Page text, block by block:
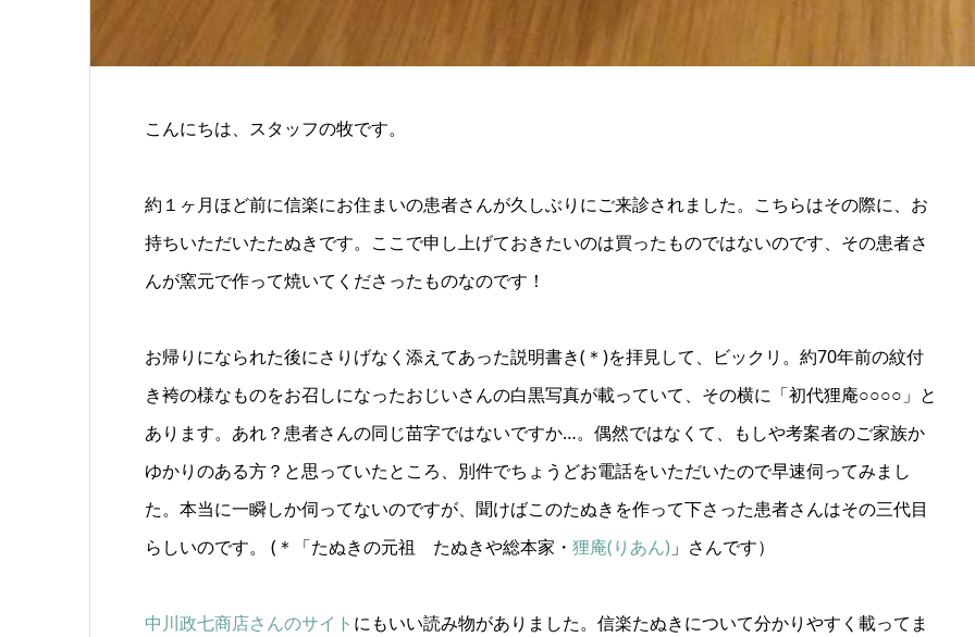
こんにちは、スタッフの牧です。
約１ヶ月ほど前に信楽にお住まいの患者さんが久しぶりにご来診されました。こちらはその際に、お
持ちいただいたたぬきです。ここで申し上げておきたいのは買ったものではないのです、その患者さ
んが窯元で作って焼いてくださったものなのです！
お帰りになられた後にさりげなく添えてあった説明書き(＊)を拝見して、ビックリ。約70年前の紋付
き袴の様なものをお召しになったおじいさんの白黒写真が載っていて、その横に「初代狸庵○○○○」と
あります。あれ？患者さんの同じ苗字ではないですか…。偶然ではなくて、もしや考案者のご家族か
ゆかりのある方？と思っていたところ、別件でちょうどお電話をいただいたので早速伺ってみまし
た。本当に一瞬しか伺ってないのですが、聞けばこのたぬきを作って下さった患者さんはその三代目
らしいのです。 (＊「たぬきの元祖 たぬきや総本家・ 狸庵(りあん)」さんです）
中川政七商店さんのサイト にもいい読み物がありました。信楽たぬきについて分かりやすく載ってま